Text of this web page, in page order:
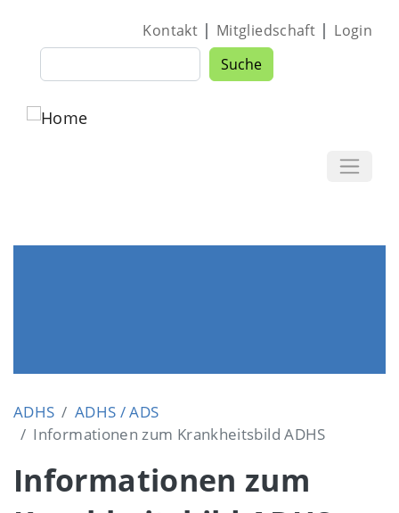
Suche Suche
Kontakt| Mitgliedschaft | Login
ADHS
ADHS / ADS
Informationen zum Krankheitsbild ADHS
Informationen zum